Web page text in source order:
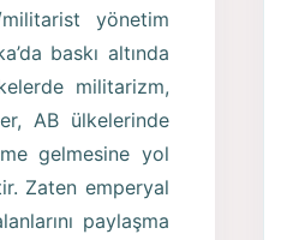
militarist yönetim
baskı altında
militarizm,
AB ülkelerinde
gelmesine yol
Zaten emperyal
paylaşma